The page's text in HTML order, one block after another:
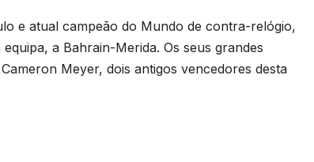
e atual campeão do Mundo de contra-relógio,
a Bahrain-Merida. Os seus grandes
Meyer, dois antigos vencedores desta